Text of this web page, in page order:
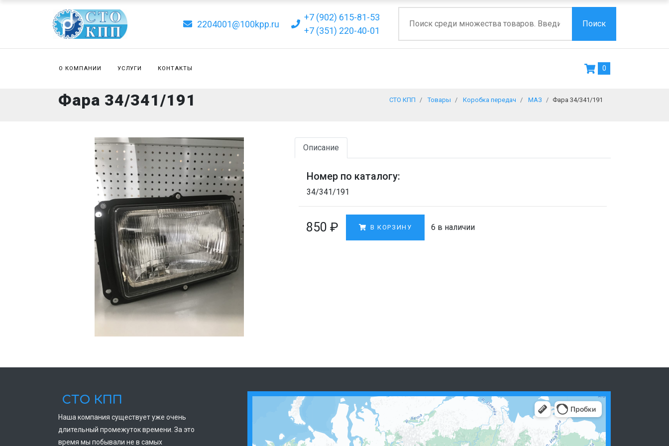
2204001@100kpp.ru
+7 (902) 615-81-53
+7 (351) 220-40-01
Поиск
О КОМПАНИИ УСЛУГИ КОНТАКТЫ 0
Фара 34/341/191 СТО КПП Товары Коробка передач МАЗ Фара 34/341/191
Описание
Номер по каталогу:
34/341/191
850 ₽ В КОРЗИНУ 6 в наличии
СТО КПП
Наша компания существует уже очень
длительный промежуток времени. За это
время мы побывали не в самых